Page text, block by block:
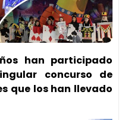
han participado
concurso de
que los han llevado